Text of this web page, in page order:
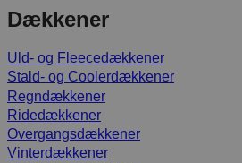
Dækkener
Uld- og Fleecedækkener
Stald- og Coolerdækkener
Regndækkener
Ridedækkener
Overgangsdækkener
Vinterdækkener